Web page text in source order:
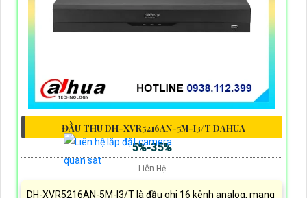
ĐẦU THU DH-XVR5216AN-5M-I3/T DAHUA
5%-35%
Liên Hệ
DH-XVR5216AN-5M-I3/T là đầu ghi 16 kênh analog, mang